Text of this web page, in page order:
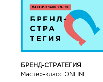
БРЕНД-СТРАТЕГИЯ
Мастер-класс ONLINE